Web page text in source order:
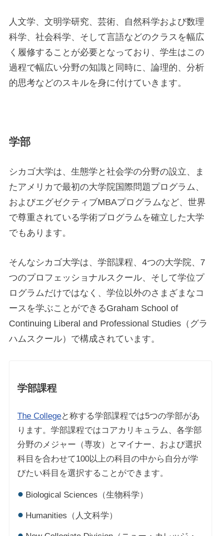
人文学、文明学研究、芸術、自然科学および数理
科学、社会科学、そして言語などのクラスを幅広
く履修することが必要となっており、学生はこの
過程で幅広い分野の知識と同時に、論理的、分析
的思考などのスキルを身に付けていきます。
学部
シカゴ大学は、生態学と社会学の分野の設立、ま
たアメリカで最初の大学院国際問題プログラム、
およびエグゼクティブMBAプログラムなど、世界
で尊重されている学術プログラムを確立した大学
でもあります。
そんなシカゴ大学は、学部課程、4つの大学院、7
つのプロフェッショナルスクール、そして学位プ
ログラムだけではなく、学位以外のさまざまなコ
ースを学ぶことができるGraham School of
Continuing Liberal and Professional Studies（グラ
ハムスクール）で構成されています。
学部課程
The Collegeと称する学部課程では5つの学部があ
ります。学部課程ではコアカリキュラム、各学部
分野のメジャー（専攻）とマイナー、および選択
科目を合わせて100以上の科目の中から自分が学
びたい科目を選択することができます。
Biological Sciences（生物科学）
Humanities（人文科学）